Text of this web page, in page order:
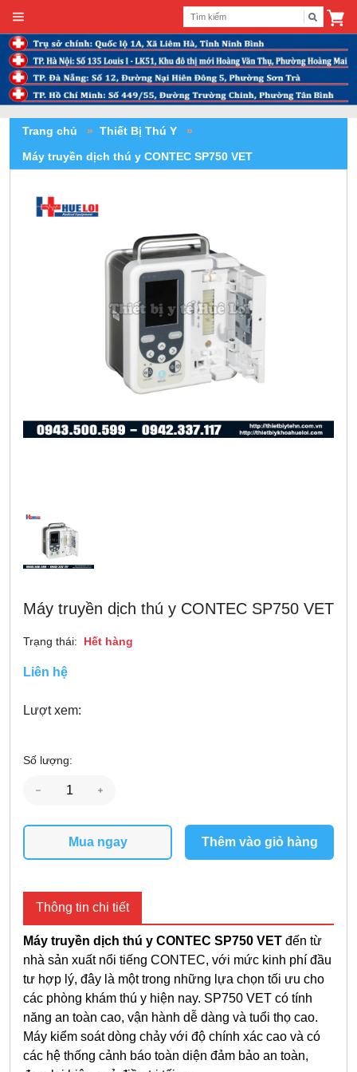
Trang chủ » Thiết Bị Thú Y »
Máy truyền dịch thú y CONTEC SP750 VET
Máy truyền dịch thú y CONTEC SP750 VET
Trạng thái: Hết hàng
Liên hệ
Lượt xem:
Số lượng:
Mua ngay Thêm vào giỏ hàng
Thông tin chi tiết
Máy truyền dịch thú y CONTEC SP750 VET đến từ
nhà sản xuất nổi tiếng CONTEC, với mức kinh phí đầu
tư hợp lý, đây là một trong những lựa chọn tối ưu cho
các phòng khám thú y hiện nay. SP750 VET có tính
năng an toàn cao, vận hành dễ dàng và tuổi thọ cao.
Máy kiểm soát dòng chảy với độ chính xác cao và có
các hệ thống cảnh báo toàn diện đảm bảo an toàn,